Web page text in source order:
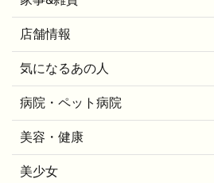
店舗情報
気になるあの人
病院・ペット病院
美容・健康
美少女